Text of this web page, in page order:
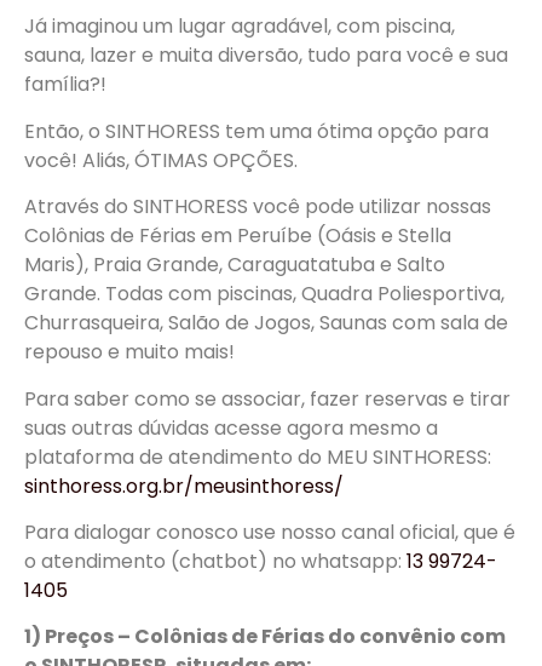
Já imaginou um lugar agradável, com piscina,
sauna, lazer e muita diversão, tudo para você e sua
família?!
Então, o SINTHORESS tem uma ótima opção para
você! Aliás, ÓTIMAS OPÇÕES.
Através do SINTHORESS você pode utilizar nossas
Colônias de Férias em Peruíbe (Oásis e Stella
Maris), Praia Grande, Caraguatatuba e Salto
Grande. Todas com piscinas, Quadra Poliesportiva,
Churrasqueira, Salão de Jogos, Saunas com sala de
repouso e muito mais!
Para saber como se associar, fazer reservas e tirar
suas outras dúvidas acesse agora mesmo a
plataforma de atendimento do MEU SINTHORESS:
sinthoress.org.br/meusinthoress/
Para dialogar conosco use nosso canal oficial, que é
o atendimento (chatbot) no whatsapp: 13 99724-
1405
1) Preços – Colônias de Férias do convênio com